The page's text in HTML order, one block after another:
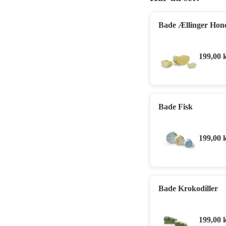
Bade Ællinger
199,00
Bade Fisk
199,00
Bade Krokodiller
199,00